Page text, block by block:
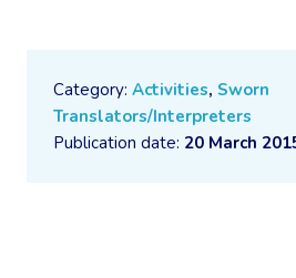
Category: Activities, Sworn
Translators/Interpreters
Publication date: 20 March